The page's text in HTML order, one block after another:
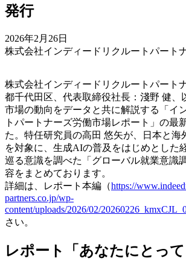
発行
2026年2月26日
株式会社インディードリクルートパート
株式会社インディードリクルートパート
都千代田区、代表取締役社長：淺野 健、
市場の動向をデータと共に解説する「イ
トパートナーズ労働市場レポート」の最
た。特任研究員の高田 悠矢が、日本と海
を対象に、生成AIの普及をはじめとした
巡る意識を調べた「グローバル就業意識
容をまとめております。
詳細は、レポート本編（https://
partners.co.jp/wp-
content/uploads/2026/02/
さい。
レポート「あなたにとっ